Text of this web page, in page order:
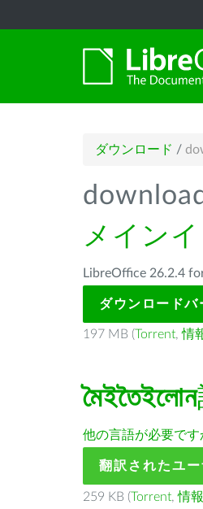
ダウンロード /
メイン
LibreOffice 26.2.4
ダウンロード
197 MB (Torrent,情
মৈইতৈইলোন
他の言語が必要です
翻訳されたユ
259 KB (Torrent,情報